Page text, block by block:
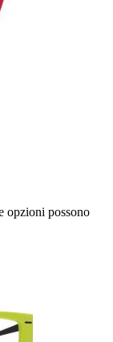
opzioni possono